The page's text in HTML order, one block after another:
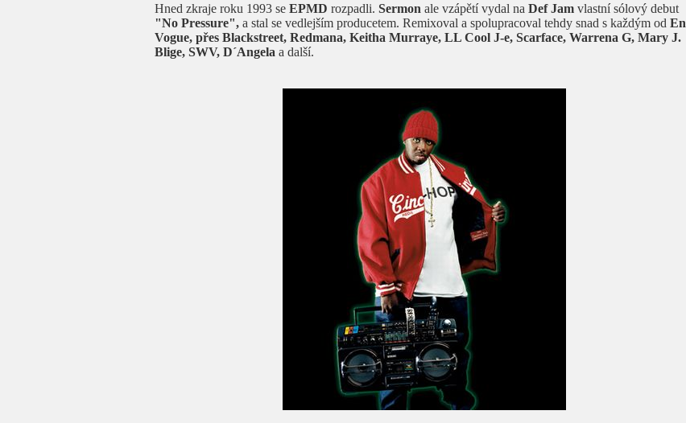
Hned zkraje roku 1993 se EPMD rozpadli. Sermon ale vzápětí vydal na Def Jam vlastní sólový debut
"No Pressure", a stal se vedlejším producetem. Remixoval a spolupracoval tehdy snad s každým od En
Vogue, přes Blackstreet, Redmana, Keitha Murraye, LL Cool J-e, Scarface, Warrena G, Mary J.
Blige, SWV, D´Angela a další.